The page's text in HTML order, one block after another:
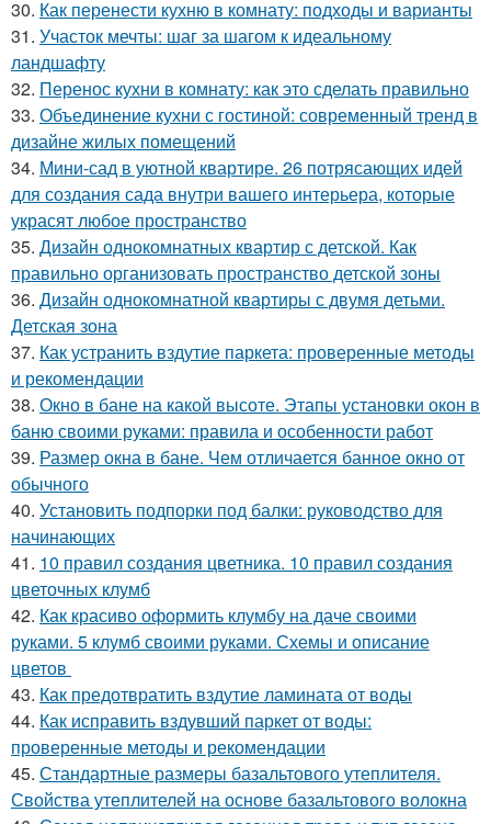
30. Как перенести кухню в комнату: подходы и варианты
31. Участок мечты: шаг за шагом к идеальному
ландшафту
32. Перенос кухни в комнату: как это сделать правильно
33. Объединение кухни с гостиной: современный тренд в
дизайне жилых помещений
34. Мини-сад в уютной квартире. 26 потрясающих идей
для создания сада внутри вашего интерьера, которые
украсят любое пространство
35. Дизайн однокомнатных квартир с детской. Как
правильно организовать пространство детской зоны
36. Дизайн однокомнатной квартиры с двумя детьми.
Детская зона
37. Как устранить вздутие паркета: проверенные методы
и рекомендации
38. Окно в бане на какой высоте. Этапы установки окон в
баню своими руками: правила и особенности работ
39. Размер окна в бане. Чем отличается банное окно от
обычного
40. Установить подпорки под балки: руководство для
начинающих
41. 10 правил создания цветника. 10 правил создания
цветочных клумб
42. Как красиво оформить клумбу на даче своими
руками. 5 клумб своими руками. Схемы и описание
цветов
43. Как предотвратить вздутие ламината от воды
44. Как исправить вздувший паркет от воды:
проверенные методы и рекомендации
45. Стандартные размеры базальтового утеплителя.
Свойства утеплителей на основе базальтового волокна